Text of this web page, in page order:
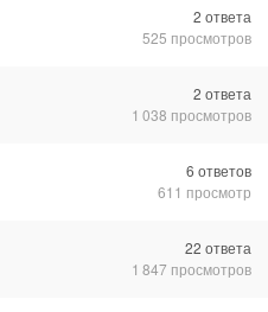
2 ответа
525 просмотров
2 ответа
1 038 просмотров
6 ответов
611 просмотр
22 ответа
1 847 просмотров